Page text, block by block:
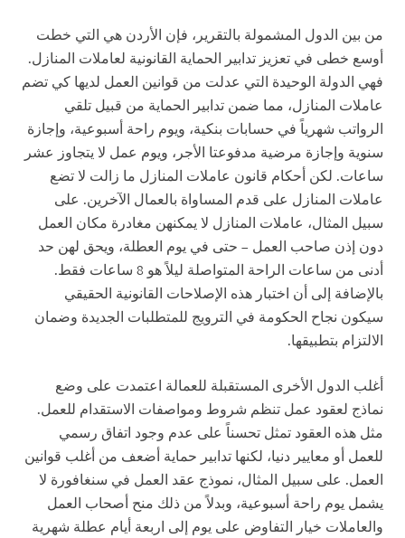
من بين الدول المشمولة بالتقرير، فإن الأردن هي التي خطت
أوسع خطى في تعزيز تدابير الحماية القانونية لعاملات المنازل.
فهي الدولة الوحيدة التي عدلت من قوانين العمل لديها كي تضم
عاملات المنازل، مما ضمن تدابير الحماية من قبيل تلقي
الرواتب شهرياً في حسابات بنكية، ويوم راحة أسبوعية، وإجازة
سنوية وإجازة مرضية مدفوعتا الأجر، ويوم عمل لا يتجاوز عشر
ساعات. لكن أحكام قانون عاملات المنازل ما زالت لا تضع
عاملات المنازل على قدم المساواة بالعمال الآخرين. على
سبيل المثال، عاملات المنازل لا يمكنهن مغادرة مكان العمل
دون إذن صاحب العمل – حتى في يوم العطلة، ويحق لهن حد
أدنى من ساعات الراحة المتواصلة ليلاً هو 8 ساعات فقط.
بالإضافة إلى أن اختبار هذه الإصلاحات القانونية الحقيقي
سيكون نجاح الحكومة في الترويج للمتطلبات الجديدة وضمان
الالتزام بتطبيقها.
أغلب الدول الأخرى المستقبلة للعمالة اعتمدت على وضع
نماذج لعقود عمل تنظم شروط ومواصفات الاستقدام للعمل.
مثل هذه العقود تمثل تحسناً على عدم وجود اتفاق رسمي
للعمل أو معايير دنيا، لكنها تدابير حماية أضعف من أغلب قوانين
العمل. على سبيل المثال، نموذج عقد العمل في سنغافورة لا
يشمل يوم راحة أسبوعية، وبدلاً من ذلك منح أصحاب العمل
والعاملات خيار التفاوض على يوم إلى اربعة أيام عطلة شهرية